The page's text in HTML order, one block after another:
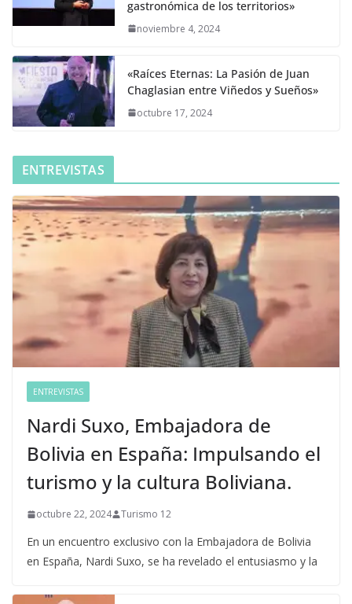
gastronómica de los territorios»
noviembre 4, 2024
«Raíces Eternas: La Pasión de Juan
Chaglasian entre Viñedos y Sueños»
octubre 17, 2024
ENTREVISTAS
ENTREVISTAS
Nardi Suxo, Embajadora de
Bolivia en España: Impulsando el
turismo y la cultura Boliviana.
octubre 22, 2024 Turismo 12
En un encuentro exclusivo con la Embajadora de Bolivia
en España, Nardi Suxo, se ha revelado el entusiasmo y la